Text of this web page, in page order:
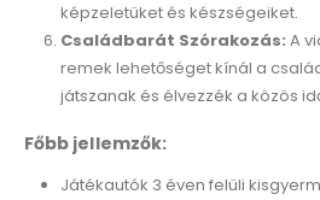
képzeletüket és készségeiket.
Családbarát Szórakozás: A
remek lehetőséget kínál a
játszanak és élvezzék a közös
Főbb jellemzők:
Játékautók 3 éven felüli